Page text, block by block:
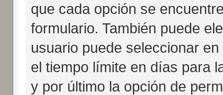
que cada opción se
formulario. También puede
usuario puede seleccionar
el tiempo límite en días para
y por último la opción de